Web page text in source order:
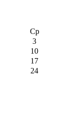
Ср
3
10
17
24